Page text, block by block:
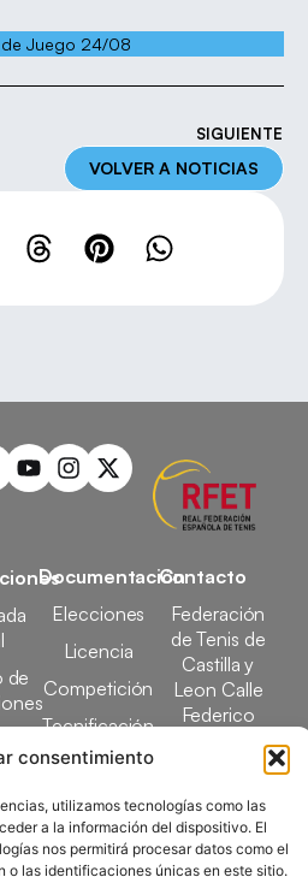
consentimiento
utilizamos tecnologías como las
a la información del dispositivo. El
nos permitirá procesar datos como el
o las identificaciones únicas en este sitio.
Juego 24/08
SIGUIENTE
VOLVER A NOTICIAS
de
Documentación
Elecciones
Licencia
Competición
Tecnificación
Docencia
Contacto
Federación
de Tenis de
Castilla y
Leon Calle
Federico
García Lorca,
983 24 94 26